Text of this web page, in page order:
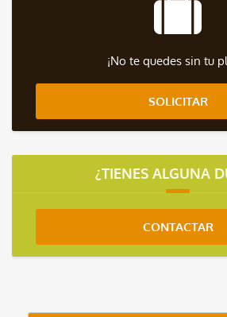
¡No te quedes sin tu
SOLICITAR
¿TIENES ALGUNA
CONTACTAR